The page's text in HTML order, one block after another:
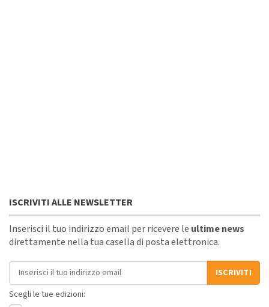
ISCRIVITI ALLE NEWSLETTER
Inserisci il tuo indirizzo email per ricevere le ultime news
direttamente nella tua casella di posta elettronica.
Indirizzo email
ISCRIVITI
Scegli le tue edizioni: